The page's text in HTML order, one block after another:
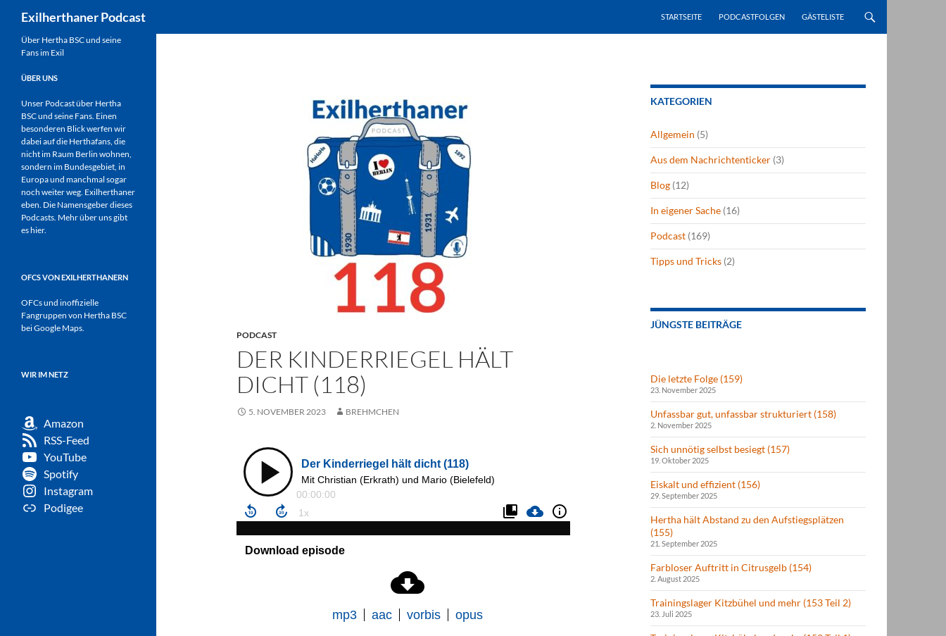
Inhalt
springen
Exilherthaner Podcast STARTSEITE PODCASTFOLGEN GÄSTELISTE
PODCAST
DER KINDERRIEGEL HÄLT
DICHT (118)
5. NOVEMBER 2023 BREHMCHEN
KATEGORIEN
Allgemein (5)
Aus dem Nachrichtenticker (3)
Blog (12)
In eigener Sache (16)
Podcast (169)
Tipps und Tricks (2)
JÜNGSTE BEITRÄGE
Die letzte Folge (159)
23. November 2025
Unfassbar gut, unfassbar strukturiert (158)
2. November 2025
Sich unnötig selbst besiegt (157)
19. Oktober 2025
Eiskalt und effizient (156)
29. September 2025
Hertha hält Abstand zu den Aufstiegsplätzen
(155)
21. September 2025
Farbloser Auftritt in Citrusgelb (154)
2. August 2025
Trainingslager Kitzbühel und mehr (153 Teil 2)
23. Juli 2025
Über Hertha BSC und seine
Fans im Exil
ÜBER UNS
Unser Podcast über Hertha
BSC und seine Fans. Einen
besonderen Blick werfen wir
dabei auf die Herthafans, die
nicht im Raum Berlin wohnen,
sondern im Bundesgebiet, in
Europa und manchmal sogar
noch weiter weg. Exilherthaner
eben. Die Namensgeber dieses
Podcasts. Mehr über uns gibt
eshier.
OFCS VON EXILHERTHANERN
OFCs und inoffizielle
Fangruppen von Hertha BSC
bei Google Maps.
WIR IM NETZ
Amazon
RSS-Feed
YouTube
Spotify
Instagram
Podigee